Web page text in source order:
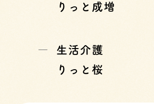
りっと成増
生活介護
りっと桜